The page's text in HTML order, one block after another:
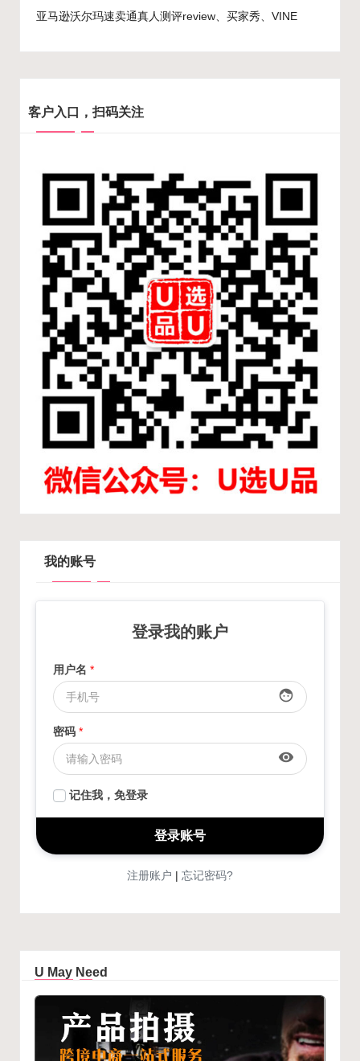
亚马逊沃尔玛速卖通真人测评review、买家秀、VINE
客户入口，扫码关注
我的账号
登录我的账户
用户名*
face
密码*
visibility
记住我，免登录
注册账户 忘记密码?
U May Need